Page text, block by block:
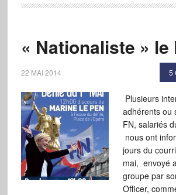
« Nationaliste » le
22 MAI 2014 5
Plusieurs
adhérents ou
FN, salariés
nous ont
jours du
mai, envoyé
groupe par
Officer,